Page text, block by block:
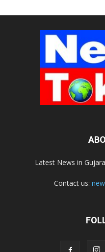
Latest News in
Contact us: